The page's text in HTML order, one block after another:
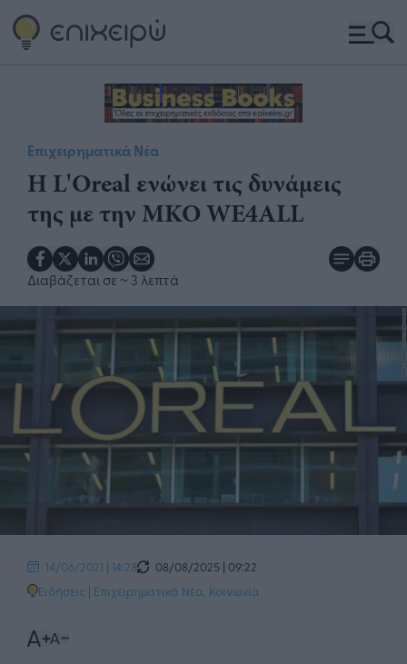
Επιχειρηματικά Νέα
Η L'Oreal ενώνει τις δυνάμεις
της με την ΜΚΟ WE4ALL
Διαβάζεται σε ~ 3 λεπτά
14/06/2021 | 14:28
08/08/2025 | 09:22
Ειδήσεις | Επιχειρηματικά Νέα Κοινωνία